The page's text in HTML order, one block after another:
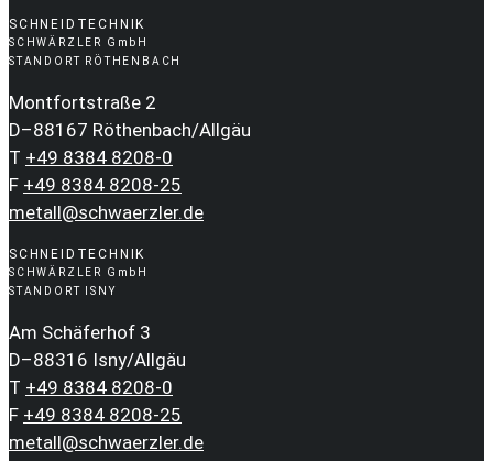
SCHNEIDTECHNIK
SCHWÄRZLER GmbH
STANDORT RÖTHENBACH
Montfortstraße 2
D–88167 Röthenbach/Allgäu
T +49 8384 8208-0
F +49 8384 8208-25
metall@schwaerzler.de
SCHNEIDTECHNIK
SCHWÄRZLER GmbH
STANDORT ISNY
Am Schäferhof 3
D–88316 Isny/Allgäu
T +49 8384 8208-0
F +49 8384 8208-25
metall@schwaerzler.de